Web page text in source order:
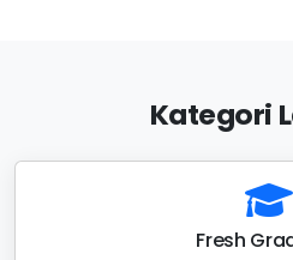
Kategori
Fresh